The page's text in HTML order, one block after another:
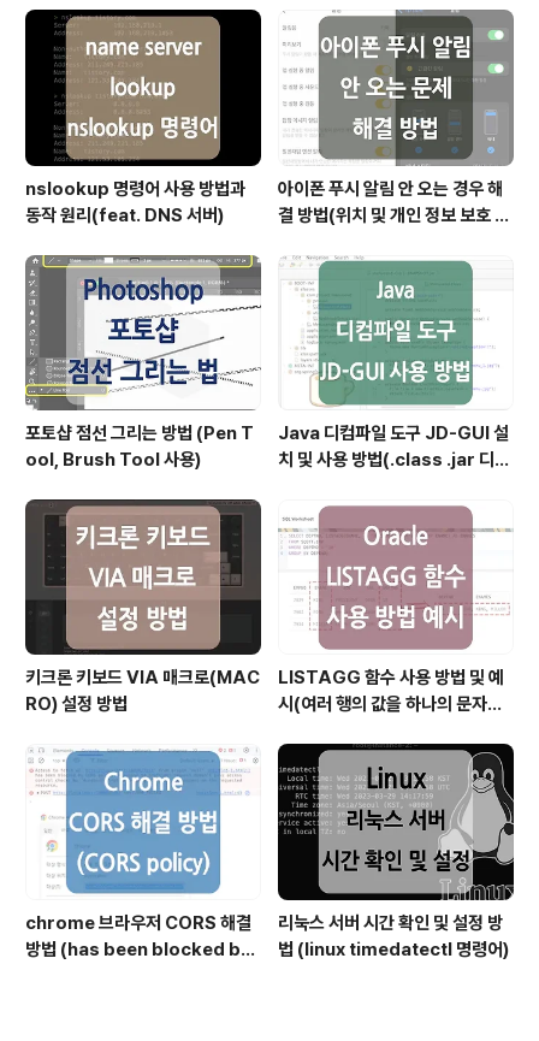
nslookup 명령어 사용 방법과
동작 원리(feat. DNS 서버)
아이폰 푸시 알림 안 오는 경우 해
결 방법(위치 및 개인 정보 보호 재
포토샵 점선 그리는 방법 (Pen T
ool, Brush Tool 사용)
Java 디컴파일 도구 JD-GUI 설
치 및 사용 방법(.class .jar 디컴
키크론 키보드 VIA 매크로(MAC
RO) 설정 방법
LISTAGG 함수 사용 방법 및 예
시(여러 행의 값을 하나의 문자열
chrome 브라우저 CORS 해결
방법 (has been blocked by
리눅스 서버 시간 확인 및 설정 방
법 (linux timedatectl 명령어)